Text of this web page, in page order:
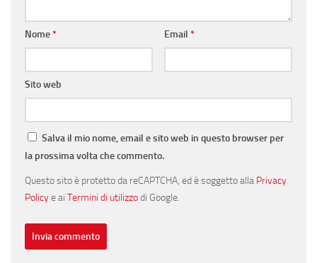
Nome* Email *
Sito web
Salva il mio nome, email e sito web in questo browser per
la prossima volta che commento.
Questo sito è protetto da reCAPTCHA, ed è soggetto alla Privacy
Policye ai Termini di utilizzodi Google.